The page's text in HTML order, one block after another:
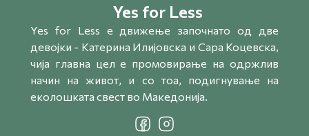
Yes for Less
Yes for Less e движење започнато од две
девојки - Катерина Илијовска и Сара Коцевска,
чија главна цел е промовирање на одржлив
начин на живот, и со тоа, подигнување на
еколошката свест во Македонија.